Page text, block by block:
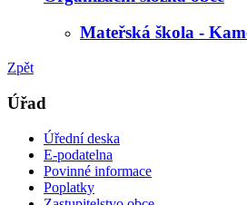
Mateřská škola -
Zpět
Úřad
Úřední deska
E-podatelna
Povinné informace
Poplatky